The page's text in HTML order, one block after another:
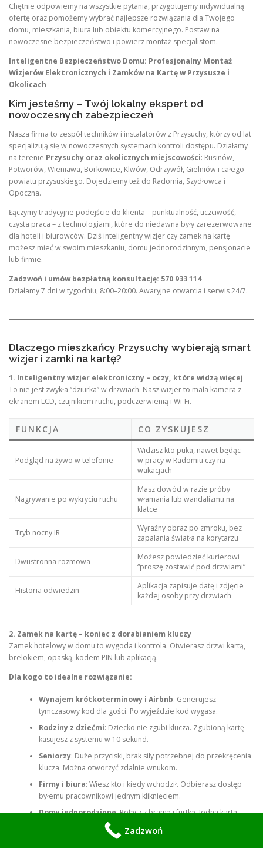
Chętnie odpowiemy na wszystkie pytania, przygotujemy indywidualną
ofertę oraz pomożemy wybrać najlepsze rozwiązania dla Twojego
domu, mieszkania, biura lub obiektu komercyjnego. Postaw na
nowoczesne bezpieczeństwo i powierz montaż specjalistom.
Inteligentne Bezpieczeństwo Domu: Profesjonalny Montaż
Wizjerów Elektronicznych i Zamków na Kartę w Przysusze i
Okolicach
Kim jesteśmy – Twój lokalny ekspert od
nowoczesnych zabezpieczeń
Nasza firma to zespół techników i instalatorów z Przysuchy, którzy od lat
specjalizują się w nowoczesnych systemach kontroli dostępu. Działamy
na terenie Przysuchy oraz okolicznych miejscowości: Rusinów,
Potworów, Wieniawa, Borkowice, Klwów, Odrzywół, Gielniów i całego
powiatu przysuskiego. Dojedziemy też do Radomia, Szydłowca i
Opoczna.
Łączymy tradycyjne podejście do klienta – punktualność, uczciwość,
czysta praca – z technologiami, które do niedawna były zarezerwowane
dla hoteli i biurowców. Dziś inteligentny wizjer czy zamek na kartę
możesz mieć w swoim mieszkaniu, domu jednorodzinnym, pensjonacie
lub firmie.
Zadzwoń i umów bezpłatną konsultację: 570 933 114
Działamy 7 dni w tygodniu, 8:00–20:00. Awaryjne otwarcia i serwis 24/7.
Dlaczego mieszkańcy Przysuchy wybierają smart
wizjer i zamki na kartę?
1. Inteligentny wizjer elektroniczny – oczy, które widzą więcej
To nie jest zwykła “dziurka” w drzwiach. Nasz wizjer to mała kamera z
ekranem LCD, czujnikiem ruchu, podczerwienią i Wi-Fi.
FUNKCJA CO ZYSKUJESZ
Podgląd na żywo w telefonie
Widzisz kto puka, nawet będąc
w pracy w Radomiu czy na
wakacjach
Nagrywanie po wykryciu ruchu
Masz dowód w razie próby
włamania lub wandalizmu na
klatce
Tryb nocny IR
Wyraźny obraz po zmroku, bez
zapalania światła na korytarzu
Dwustronna rozmowa
Możesz powiedzieć kurierowi
“proszę zostawić pod drzwiami”
Historia odwiedzin
Aplikacja zapisuje datę i zdjęcie
każdej osoby przy drzwiach
2. Zamek na kartę – koniec z dorabianiem kluczy
Zamek hotelowy w domu to wygoda i kontrola. Otwierasz drzwi kartą,
brelokiem, opaską, kodem PIN lub aplikacją.
Dla kogo to idealne rozwiązanie:
Wynajem krótkoterminowy i Airbnb: Generujesz
tymczasowy kod dla gości. Po wyjeździe kod wygasa.
Rodziny z dziećmi: Dziecko nie zgubi klucza. Zgubioną kartę
kasujesz z systemu w 10 sekund.
Seniorzy: Duże przyciski, brak siły potrzebnej do przekręcenia
klucza. Można otworzyć zdalnie wnukom.
Firmy i biura: Wiesz kto i kiedy wchodził. Odbierasz dostęp
byłemu pracownikowi jednym kliknięciem.
Domy jednorodzinne: Połącz z bramą i furtką. Jedna karta
Zadzwoń